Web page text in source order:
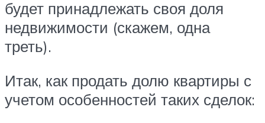
будет принадлежать своя доля
недвижимости (скажем, одна
треть).
Итак, как продать долю квартиры с
учетом особенностей таких сделок: